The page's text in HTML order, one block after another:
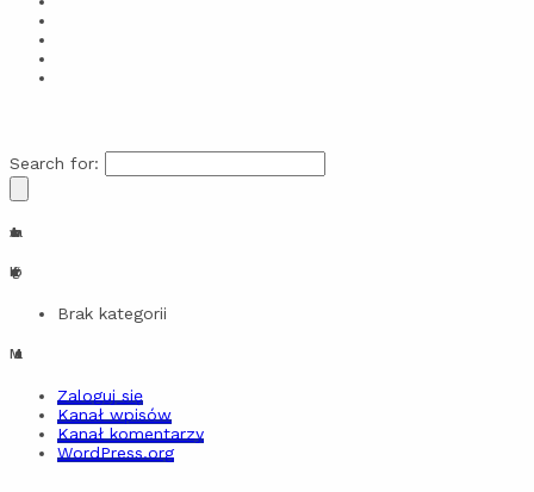
Search for:
Archiwa
Kategorie
Brak kategorii
Meta
Zaloguj się
Kanał wpisów
Kanał komentarzy
WordPress.org